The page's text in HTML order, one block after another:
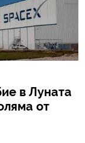
в Луната
от